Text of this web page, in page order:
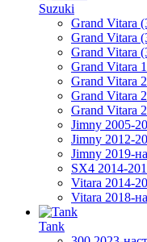
Suzuki
Grand Vitara
Grand Vitara
Grand Vitara
Grand Vitara
Grand Vitara
Grand Vitara
Grand Vitara
Jimny 2005-
Jimny 2012-
Jimny 2019-
SX4 2014-
Vitara 2014-
Vitara 2018-
Tank